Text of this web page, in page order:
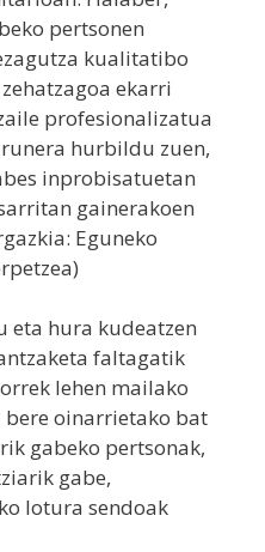
pertsonen
kualitatibo
ekarri
profesionalizatua
hurbildu zuen,
inprobisatuetan
gainerakoen
Eguneko
eta hura kudeatzen
faltagatik
lehen mailako
oinarrietako bat
gabeko pertsonak,
gabe,
lotura sendoak